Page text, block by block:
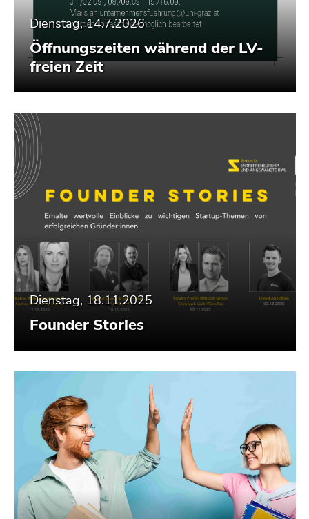
Dienstag, 14.7.2026
Öffnungszeiten während der LV-
freien Zeit
Dienstag, 18.11.2025
Founder Stories